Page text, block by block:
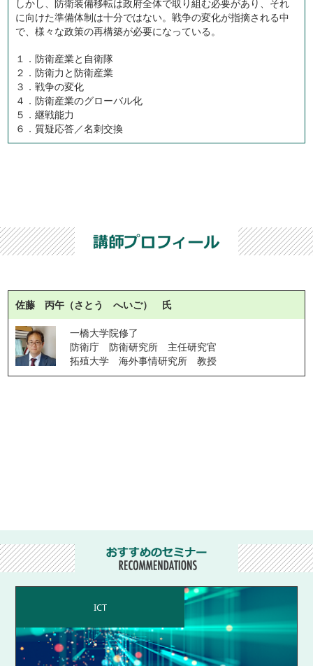
しかし、防衛装備移転は政府全体で取り組む必要があり、それ
に向けた準備体制は十分ではない。戦争の変化が指摘される中
で、様々な政策の再構築が必要になっている。
１．防衛産業と自衛隊
２．防衛力と防衛産業
３．戦争の変化
４．防衛産業のグローバル化
５．継戦能力
６．質疑応答／名刺交換
佐藤 丙午（さとう へいご） 氏
一橋大学院修了
防衛庁　防衛研究所　主任研究官
拓殖大学　海外事情研究所　教授
ICT